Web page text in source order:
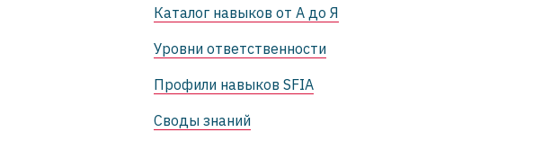
Каталог навыков от А до Я
Уровни ответственности
Профили навыков SFIA
Своды знаний